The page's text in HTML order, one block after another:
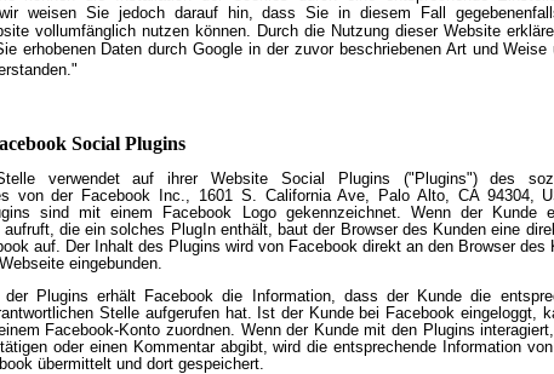
weisen Sie jedoch darauf hin, dass Sie in diesem Fall
vollumfänglich nutzen können. Durch die Nutzung dieser Website
erhobenen Daten durch Google in der zuvor beschriebenen Art und
Social Plugins
verwendet auf ihrer Website Social Plugins ("Plugins") des
von der Facebook Inc., 1601 S. California Ave, Palo Alto, CA 94304,
sind mit einem Facebook Logo gekennzeichnet. Wenn der Kunde
die ein solches PlugIn enthält, baut der Browser des Kunden eine
auf. Der Inhalt des Plugins wird von Facebook direkt an den Browser des
eingebunden.
der Plugins erhält Facebook die Information, dass der Kunde die
Stelle aufgerufen hat. Ist der Kunde bei Facebook eingeloggt,
Facebook-Konto zuordnen. Wenn der Kunde mit den Plugins
oder einen Kommentar abgibt, wird die entsprechende Information
übermittelt und dort gespeichert.